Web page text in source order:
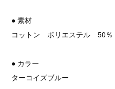
● 素材
コットン ポリエステル 50％
● カラー
ターコイズブルー